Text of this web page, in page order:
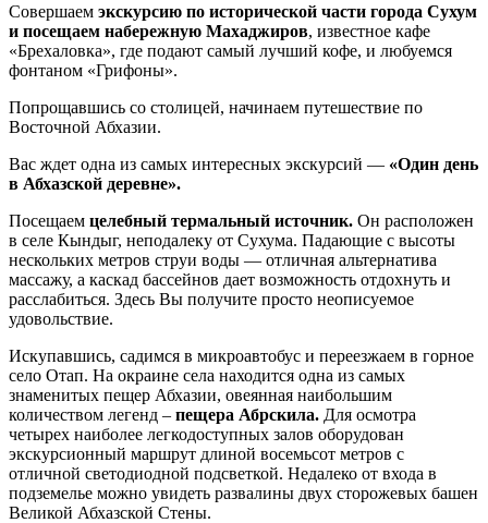
Совершаем экскурсию по исторической части города Сухум
и посещаем набережную Махаджиров, известное кафе
«Брехаловка», где подают самый лучший кофе, и любуемся
фонтаном «Грифоны».
Попрощавшись со столицей, начинаем путешествие по
Восточной Абхазии.
Вас ждет одна из самых интересных экскурсий — «Один день
в Абхазской деревне».
Посещаем целебный термальный источник. Он расположен
в селе Кындыг, неподалеку от Сухума. Падающие с высоты
нескольких метров струи воды — отличная альтернатива
массажу, а каскад бассейнов дает возможность отдохнуть и
расслабиться. Здесь Вы получите просто неописуемое
удовольствие.
Искупавшись, садимся в микроавтобус и переезжаем в горное
село Отап. На окраине села находится одна из самых
знаменитых пещер Абхазии, овеянная наибольшим
количеством легенд – пещера Абрскила. Для осмотра
четырех наиболее легкодоступных залов оборудован
экскурсионный маршрут длиной восемьсот метров с
отличной светодиодной подсветкой. Недалеко от входа в
подземелье можно увидеть развалины двух сторожевых башен
Великой Абхазской Стены.